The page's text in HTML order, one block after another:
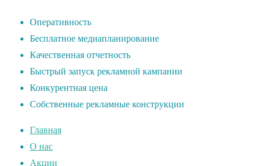
Оперативность
Бесплатное медиапланирование
Качественная отчетность
Быстрый запуск рекламной кампании
Конкурентная цена
Собственные рекламные конструкции
Главная
О нас
Акции